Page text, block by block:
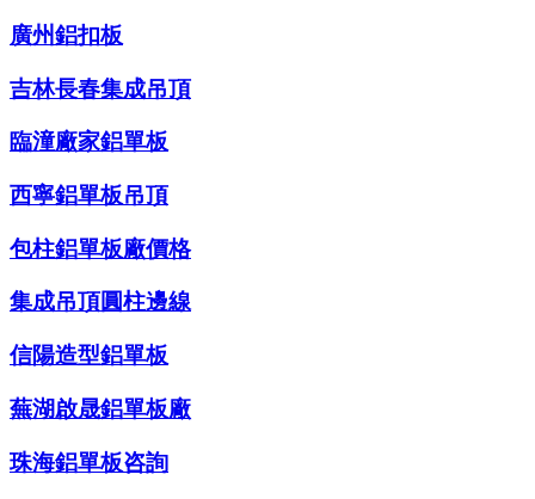
廣州鋁扣板
吉林長春集成吊頂
臨潼廠家鋁單板
西寧鋁單板吊頂
包柱鋁單板廠價格
集成吊頂圓柱邊線
信陽造型鋁單板
蕪湖啟晟鋁單板廠
珠海鋁單板咨詢